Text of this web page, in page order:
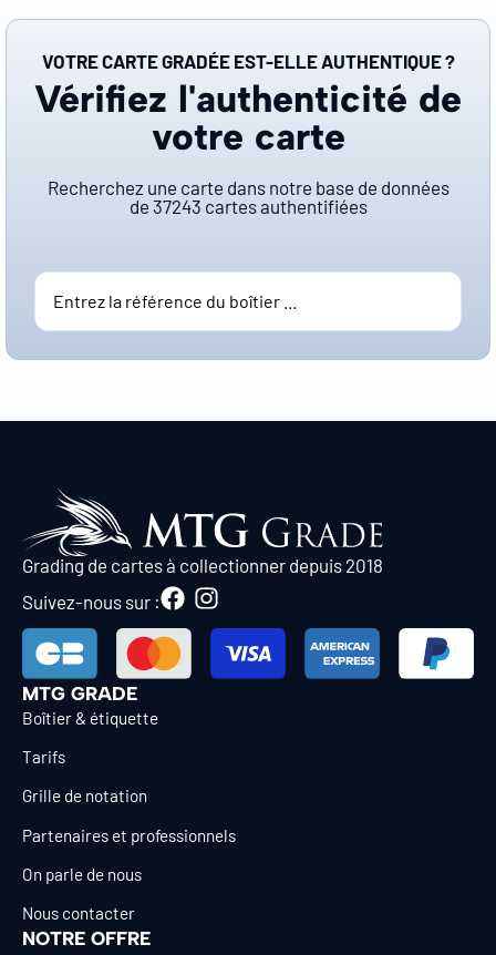
VOTRE CARTE GRADÉE EST-ELLE AUTHENTIQUE ?
Vérifiez l'authenticité de
votre carte
Recherchez une carte dans notre base de données
de 37243 cartes authentifiées
Grading de cartes à collectionner depuis 2018
Suivez-nous sur :
MTG GRADE
Boîtier & étiquette
Tarifs
Grille de notation
Partenaires et professionnels
On parle de nous
Nous contacter
NOTRE OFFRE